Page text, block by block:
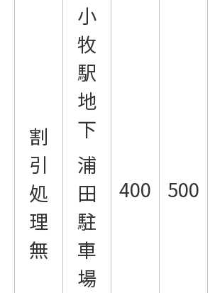
割
引
処
理
無
小
牧
駅
地
下
浦
田
駐
車
場
400 500